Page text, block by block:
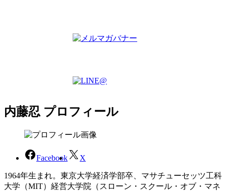
内藤忍 プロフィール
Facebook X
1964年生まれ。東京大学経済学部卒、マサチューセッツ工科
大学（MIT）経営大学院（スローン・スクール・オブ・マネ